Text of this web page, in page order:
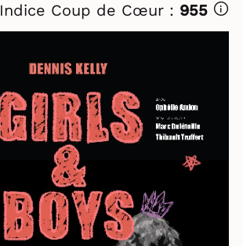
Indice Coup de Cœur : 955